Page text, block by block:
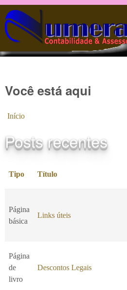
Pular para o
Você está aqui
Início
Posts recentes
Tipo Título
Página
básica
Links úteis
Página
de
livro
Descontos Legais